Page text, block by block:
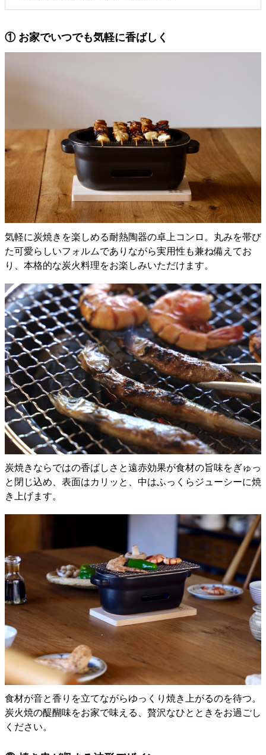
① お家でいつでも気軽に香ばしく
気軽に炭焼きを楽しめる耐熱陶器の卓上コンロ。丸みを帯び
た可愛らしいフォルムでありながら実用性も兼ね備えてお
り、本格的な炭火料理をお楽しみいただけます。
炭焼きならではの香ばしさと遠赤効果が食材の旨味をぎゅっ
と閉じ込め、表面はカリッと、中はふっくらジューシーに焼
き上げます。
食材が音と香りを立てながらゆっくり焼き上がるのを待つ。
炭火焼の醍醐味をお家で味える、贅沢なひとときをお過ごし
ください。